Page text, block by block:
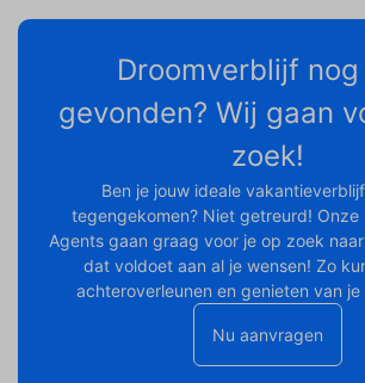
Droomverblijf
gevonden? Wij gaan
zoek!
Ben je jouw ideale
tegengekomen? Niet getreurd! Onze
Agents gaan graag voor je op zoek
dat voldoet aan al je wensen! Zo
achteroverleunen en genieten van je
Nu aanvragen